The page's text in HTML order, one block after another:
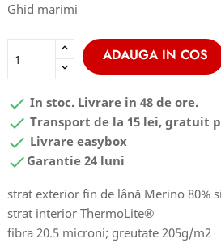
Ghid marimi
ADAUGA IN COS
 In stoc. Livrare in 48 de ore.
 Transport de la 15 lei, gratuit
 Livrare easybox
 Garantie 24 luni
strat exterior fin de lână Merino 80%
strat interior ThermoLite®
fibra 20.5 microni; greutate 205g/m2